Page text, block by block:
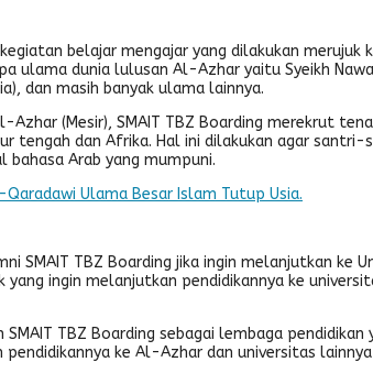
belajar mengajar yang dilakukan
ulama dunia lulusan Al-Azhar yaitu Syeikh
dan masih banyak ulama lainnya.
(Mesir), SMAIT TBZ Boarding merekrut
tengah dan Afrika. Hal ini dilakukan agar
Arab yang mumpuni.
Ulama Besar Islam Tutup Usia.
SMAIT TBZ Boarding jika ingin melanjutkan
yang ingin melanjutkan pendidikannya ke
TBZ Boarding sebagai lembaga
ke Al-Azhar dan universitas